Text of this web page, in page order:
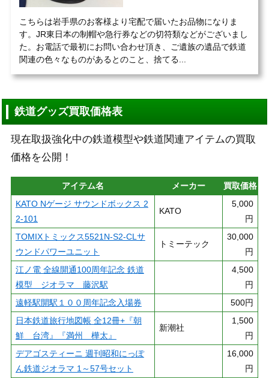
こちらは岩手県のお客様より宅配で届いたお品物になりま
す。JR東日本の制帽や急行券などの切符類などがございまし
た。お電話で最初にお問い合わせ頂き、ご遺族の遺品で鉄道
関連の色々なものがあるとのこと、捨てる...
鉄道グッズ買取価格表
現在取扱強化中の鉄道模型や鉄道関連アイテムの買取
価格を公開！
アイテム名 メーカー
買取価格
KATO Nゲージ サウンドボックス 2
2-101
KATO
5,000
円
TOMIXトミックス5521N-S2-CLサ
ウンドパワーユニット
トミーテック
30,000
円
江ノ電 全線開通100周年記念 鉄道
模型 ジオラマ 藤沢駅
4,500
円
遠軽駅開駅１００周年記念入場券
500円
日本鉄道旅行地図帳 全12冊+『朝
鮮 台湾』『満州 樺太』
新潮社
1,500
円
デアゴスティーニ 週刊昭和にっぽ
ん鉄道ジオラマ 1～57号セット
16,000
円